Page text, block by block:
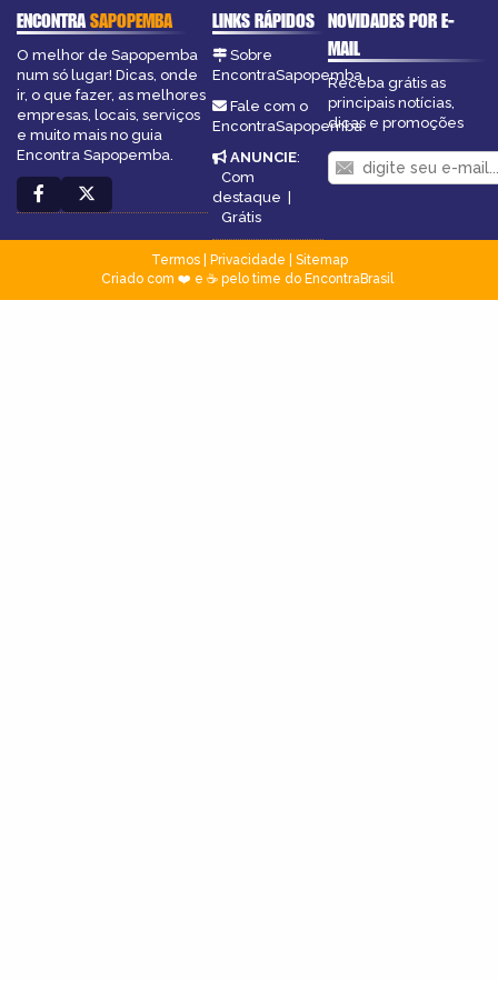
ENCONTRASAPOPEMBA
O melhor de Sapopemba
num só lugar! Dicas, onde
ir, o que fazer, as melhores
empresas, locais, serviços
e muito mais no guia
Encontra Sapopemba.
LINKS RÁPIDOS
Sobre
EncontraSapopemba
Fale com o
EncontraSapopemba
ANUNCIE:
Com
destaque |
Grátis
NOVIDADES POR E-
MAIL
Receba grátis as
principais notícias,
dicas e promoções
Termos| Privacidade
Sitemap
Criado com ❤️ e ☕ pelo time do EncontraBrasil